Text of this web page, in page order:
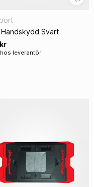
Handskydd Svart
leverantör